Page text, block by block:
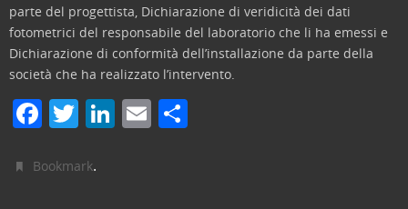
parte del progettista, Dichiarazione di veridicità dei dati
fotometrici del responsabile del laboratorio che li ha emessi e
Dichiarazione di conformità dell’installazione da parte della
società che ha realizzato l’intervento.
F
c
T
itt
Li E
Bookmark.